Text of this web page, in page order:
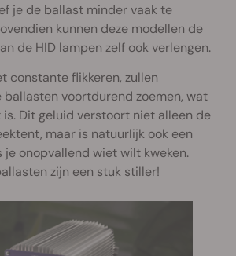
je de ballast minder vaak te
kunnen deze modellen de
de HID lampen zelf ook verlengen.
constante flikkeren, zullen
ballasten voortdurend zoemen, wat
Dit geluid verstoort niet alleen de
maar is natuurlijk ook een
je onopvallend wiet wilt kweken.
zijn een stuk stiller!